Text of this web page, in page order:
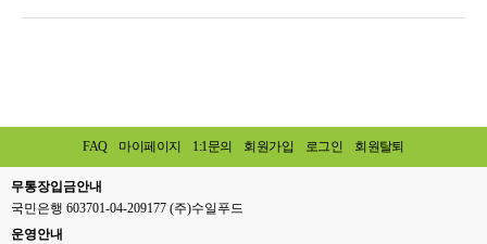
FAQ 마이페이지 1:1문의 회원가입 로그인 회원탈퇴
무통장입금안내
국민은행 603701-04-209177 (주)수일푸드
운영안내